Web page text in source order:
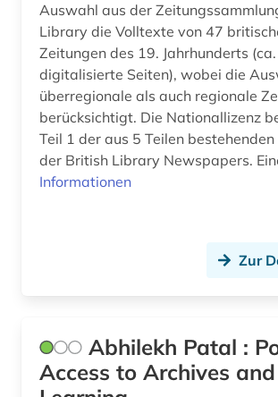
baden-württemberg (4)
balkan (1)
barbosa (1)
bayerische staatsbibliothek (1)
bayern (7)
justiz (1)
unterricht und kultus (1)
Auswahl aus der
Library die Volltexte von 47
Zeitungen des 19. Jahrhunderts
digitalisierte Seiten), wobei die
überregionale als auch regionale
berücksichtigt. Die Nationallizenz
Teil 1 der aus 5 Teilen
der British Library Newspapers.
Informationen
Zur
Abhilekh Patal :
Access to Archives and